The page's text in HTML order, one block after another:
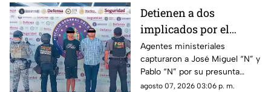
Detienen a dos
implicados por el
homicidio de Violeta en
su estética en Acapulco
Agentes ministeriales
capturaron a José Miguel “N” y
Pablo “N” por su presunta
responsabilidad en el
agosto 07, 2026 03:06 p. m.